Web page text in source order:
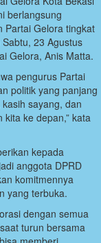
berlangsung
Partai Gelora tingkat
23 Agustus
Gelora, Anis Matta.
pengurus Partai
politik yang panjang
sayang, dan
ke depan,” kata
kepada
anggota DPRD
komitmennya
yang terbuka.
dengan semua
turun bersama